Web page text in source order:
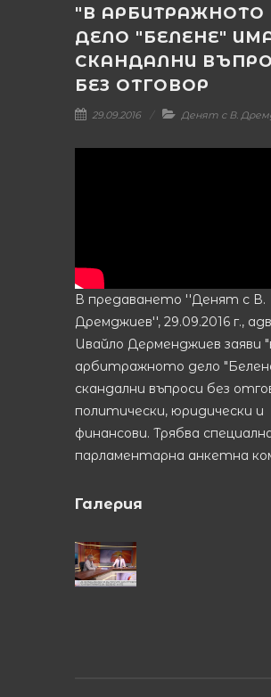
"В АРБИТРАЖНОТО
ДЕЛО "БЕЛЕНЕ"
СКАНДАЛНИ
БЕЗ ОТГОВОР
29.09.2016 Денят с В.
В предаването ''Денят с В.
Дремджиев'', 29.09.2016 г.,
Ивайло Дерменджиев заяви
арбитражното дело
скандални въпроси без
политически, юридически и
финансови. Трябва
парламентарна анкетна
Галерия